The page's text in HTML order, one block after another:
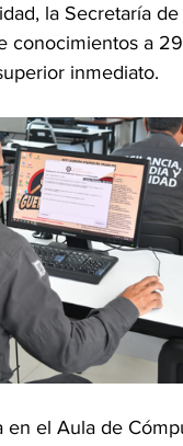
la Secretaría
conocimientos a
inmediato.
en el Aula de